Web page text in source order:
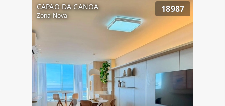
CAPAO DA CANOA
Zona Nova
18987